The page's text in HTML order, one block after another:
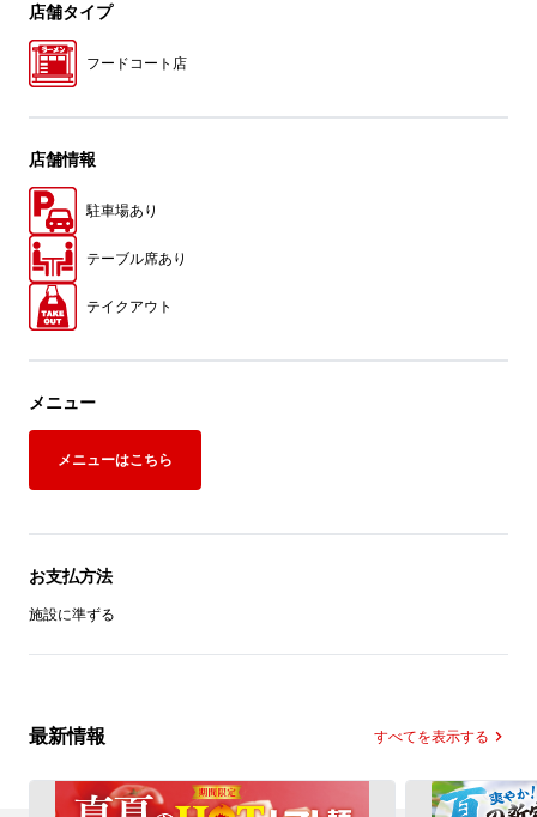
店舗タイプ
フードコート店
店舗情報
駐車場あり
テーブル席あり
テイクアウト
メニュー
メニューはこちら
お支払方法
施設に準ずる
最新情報 すべてを表示する